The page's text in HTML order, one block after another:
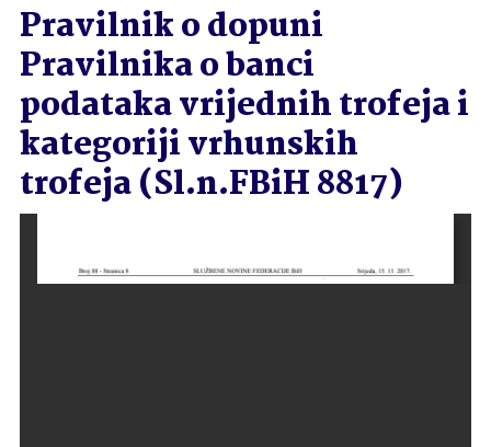
Pravilnik o dopuni
Pravilnika o banci
podataka vrijednih trofeja i
kategoriji vrhunskih
trofeja (Sl.n.FBiH 8817)